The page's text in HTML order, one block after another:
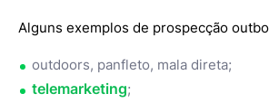
Alguns exemplos de prospecção
outdoors, panfleto, mala direta;
telemarketing;